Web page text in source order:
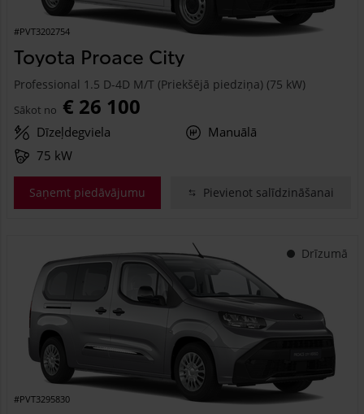
#PVT3202754
Toyota Proace City
Professional 1.5 D-4D M/T (Priekšējā piedziņa) (75 kW)
Sākot no € 26 100
Dīzeļdegviela
Manuālā
75 kW
Saņemt piedāvājumu Pievienot salīdzināšanai
Drīzumā
#PVT3295830